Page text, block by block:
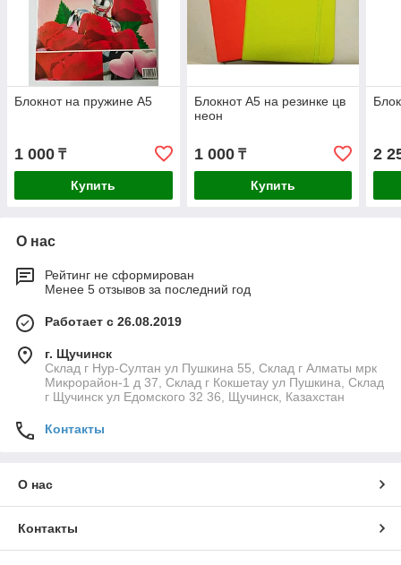
Блокнот на пружине А5
1 000 ₸
Купить
Блокнот А5 на резинке цв
неон
1 000₸
Купить
2
О нас
Рейтинг не сформирован
Менее 5 отзывов за последний год
Работает с 26.08.2019
г. Щучинск
Склад г Нур-Султан ул Пушкина 55, Склад г Алматы мрк
Микрорайон-1 д 37, Склад г Кокшетау ул Пушкина, Склад
г Щучинск ул Едомского 32 36, Щучинск, Казахстан
Контакты
О нас
Контакты